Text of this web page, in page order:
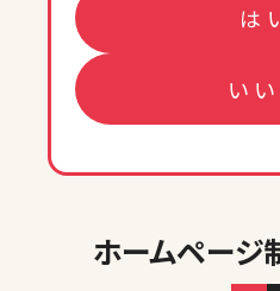
は
い
ホームページ